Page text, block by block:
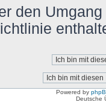
den
Powered by
Deutsche